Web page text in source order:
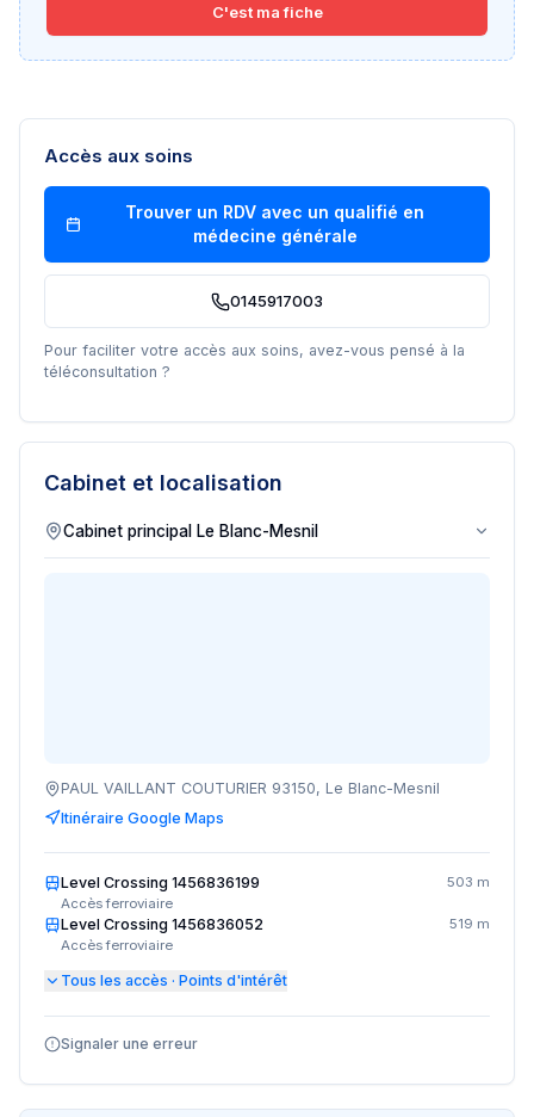
C'est ma fiche
Accès aux soins
Trouver un RDV avec un qualifié en
médecine générale
0145917003
Pour faciliter votre accès aux soins, avez-vous pensé à la
téléconsultation ?
Cabinet et localisation
PAUL VAILLANT COUTURIER 93150, Le Blanc-Mesnil
Itinéraire Google Maps
Level Crossing 1456836199
Accès ferroviaire
503 m
Level Crossing 1456836052
Accès ferroviaire
519 m
Tous les accès · Points d'intérêt
Signaler une erreur